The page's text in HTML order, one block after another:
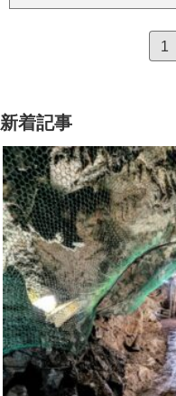
1
新着記事